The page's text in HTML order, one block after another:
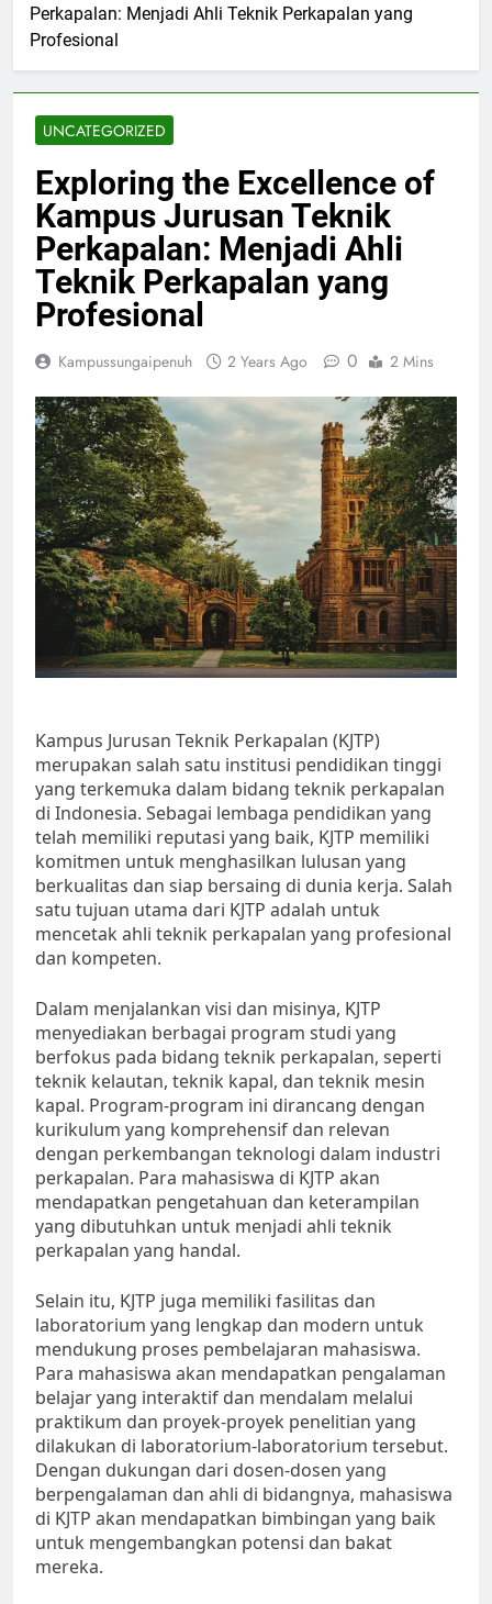
Perkapalan: Menjadi Ahli Teknik Perkapalan yang
Profesional
UNCATEGORIZED
Exploring the Excellence of
Kampus Jurusan Teknik
Perkapalan: Menjadi Ahli
Teknik Perkapalan yang
Profesional
Kampussungaipenuh 2 Years Ago 0 2 Mins
Kampus Jurusan Teknik Perkapalan (KJTP)
merupakan salah satu institusi pendidikan tinggi
yang terkemuka dalam bidang teknik perkapalan
di Indonesia. Sebagai lembaga pendidikan yang
telah memiliki reputasi yang baik, KJTP memiliki
komitmen untuk menghasilkan lulusan yang
berkualitas dan siap bersaing di dunia kerja. Salah
satu tujuan utama dari KJTP adalah untuk
mencetak ahli teknik perkapalan yang profesional
dan kompeten.
Dalam menjalankan visi dan misinya, KJTP
menyediakan berbagai program studi yang
berfokus pada bidang teknik perkapalan, seperti
teknik kelautan, teknik kapal, dan teknik mesin
kapal. Program-program ini dirancang dengan
kurikulum yang komprehensif dan relevan
dengan perkembangan teknologi dalam industri
perkapalan. Para mahasiswa di KJTP akan
mendapatkan pengetahuan dan keterampilan
yang dibutuhkan untuk menjadi ahli teknik
perkapalan yang handal.
Selain itu, KJTP juga memiliki fasilitas dan
laboratorium yang lengkap dan modern untuk
mendukung proses pembelajaran mahasiswa.
Para mahasiswa akan mendapatkan pengalaman
belajar yang interaktif dan mendalam melalui
praktikum dan proyek-proyek penelitian yang
dilakukan di laboratorium-laboratorium tersebut.
Dengan dukungan dari dosen-dosen yang
berpengalaman dan ahli di bidangnya, mahasiswa
di KJTP akan mendapatkan bimbingan yang baik
untuk mengembangkan potensi dan bakat
mereka.